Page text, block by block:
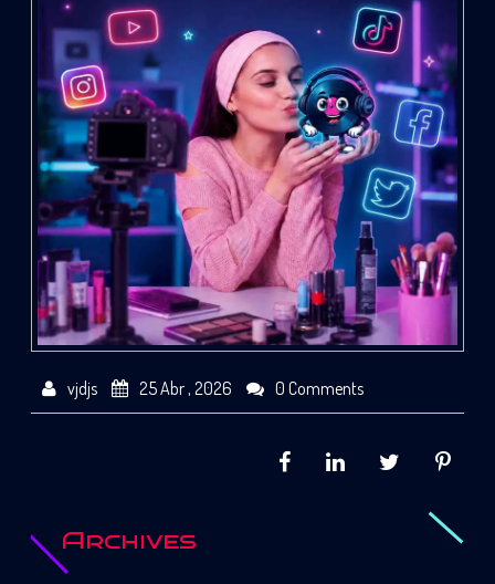
vjdjs 25 Abr , 2026 0 Comments
Archives